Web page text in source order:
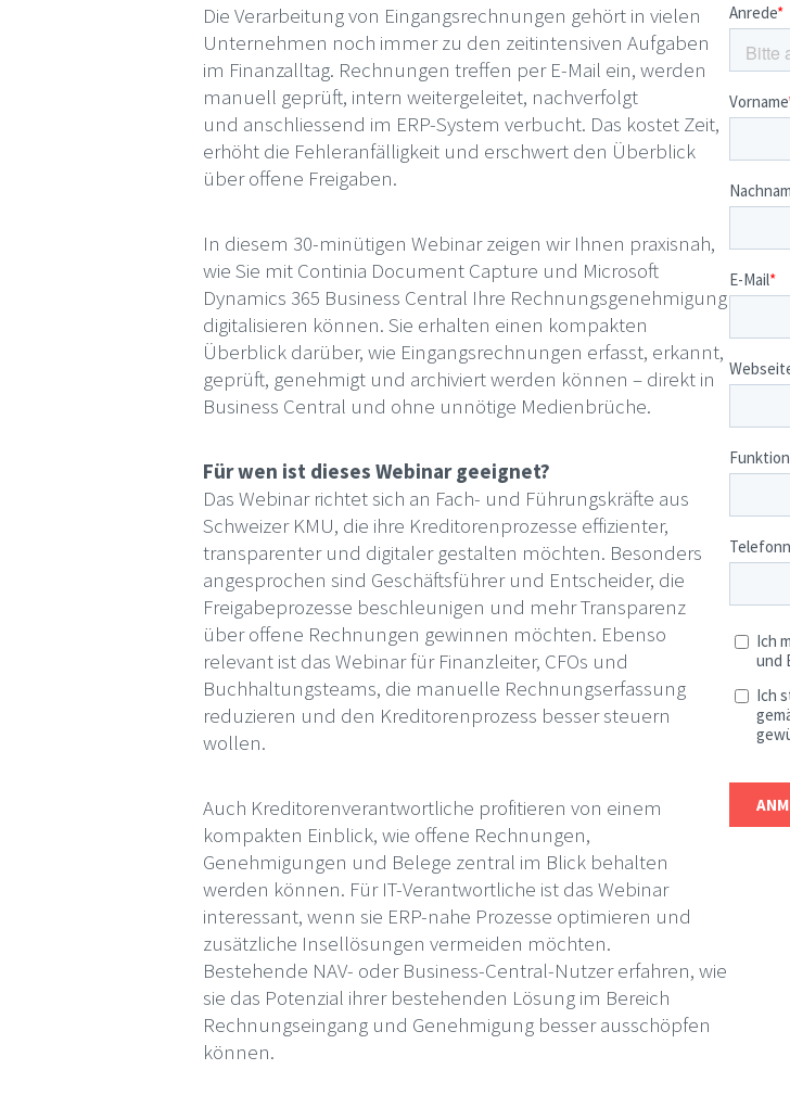
Die Verarbeitung von Eingangsrechnungen gehört in vielen
Unternehmen noch immer zu den zeitintensiven Aufgaben
im Finanzalltag. Rechnungen treffen per E-Mail ein, werden
manuell geprüft, intern weitergeleitet, nachverfolgt
und anschliessend im ERP-System verbucht. Das kostet Zeit,
erhöht die Fehleranfälligkeit und erschwert den Überblick
über offene Freigaben.
In diesem 30-minütigen Webinar zeigen wir Ihnen praxisnah,
wie Sie mit Continia Document Capture und Microsoft
Dynamics 365 Business Central Ihre Rechnungsgenehmigung
digitalisieren können. Sie erhalten einen kompakten
Überblick darüber, wie Eingangsrechnungen erfasst, erkannt,
geprüft, genehmigt und archiviert werden können – direkt in
Business Central und ohne unnötige Medienbrüche.
Für wen ist dieses Webinar geeignet?
Das Webinar richtet sich an Fach- und Führungskräfte aus
Schweizer KMU, die ihre Kreditorenprozesse effizienter,
transparenter und digitaler gestalten möchten. Besonders
angesprochen sind Geschäftsführer und Entscheider, die
Freigabeprozesse beschleunigen und mehr Transparenz
über offene Rechnungen gewinnen möchten. Ebenso
relevant ist das Webinar für Finanzleiter, CFOs und
Buchhaltungsteams, die manuelle Rechnungserfassung
reduzieren und den Kreditorenprozess besser steuern
wollen.
Auch Kreditorenverantwortliche profitieren von einem
kompakten Einblick, wie offene Rechnungen,
Genehmigungen und Belege zentral im Blick behalten
werden können. Für IT-Verantwortliche ist das Webinar
interessant, wenn sie ERP-nahe Prozesse optimieren und
zusätzliche Insellösungen vermeiden möchten.
Bestehende NAV- oder Business-Central-Nutzer erfahren, wie
sie das Potenzial ihrer bestehenden Lösung im Bereich
Rechnungseingang und Genehmigung besser ausschöpfen
können.